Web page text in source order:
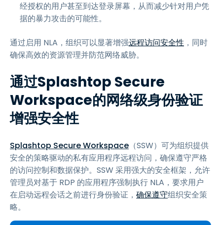
经授权的用户甚至到达登录屏幕，从而减少针对用户凭
据的暴力攻击的可能性。
通过启用 NLA，组织可以显著增强远程访问安全性 ，同时
确保高效的资源管理并防范网络威胁。
通过Splashtop Secure
Workspace的网络级身份验证
增强安全性
Splashtop Secure Workspace （SSW）可为组织提供
安全的策略驱动的私有应用程序远程访问，确保遵守严格
的访问控制和数据保护。SSW 采用强大的安全框架，允许
管理员对基于 RDP 的应用程序强制执行 NLA，要求用户
在启动远程会话之前进行身份验证， 确保遵守组织安全策
略。